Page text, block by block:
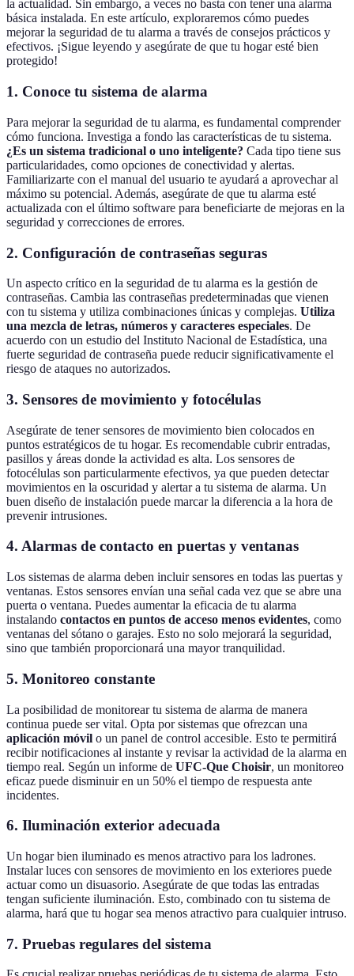
la actualidad. Sin embargo, a veces no basta con tener una alarma
básica instalada. En este artículo, exploraremos cómo puedes
mejorar la seguridad de tu alarma a través de consejos prácticos y
efectivos. ¡Sigue leyendo y asegúrate de que tu hogar esté bien
protegido!
1. Conoce tu sistema de alarma
Para mejorar la seguridad de tu alarma, es fundamental comprender
cómo funciona. Investiga a fondo las características de tu sistema.
¿Es un sistema tradicional o uno inteligente? Cada tipo tiene sus
particularidades, como opciones de conectividad y alertas.
Familiarizarte con el manual del usuario te ayudará a aprovechar al
máximo su potencial. Además, asegúrate de que tu alarma esté
actualizada con el último software para beneficiarte de mejoras en la
seguridad y correcciones de errores.
2. Configuración de contraseñas seguras
Un aspecto crítico en la seguridad de tu alarma es la gestión de
contraseñas. Cambia las contraseñas predeterminadas que vienen
con tu sistema y utiliza combinaciones únicas y complejas. Utiliza
una mezcla de letras, números y caracteres especiales. De
acuerdo con un estudio del Instituto Nacional de Estadística, una
fuerte seguridad de contraseña puede reducir significativamente el
riesgo de ataques no autorizados.
3. Sensores de movimiento y fotocélulas
Asegúrate de tener sensores de movimiento bien colocados en
puntos estratégicos de tu hogar. Es recomendable cubrir entradas,
pasillos y áreas donde la actividad es alta. Los sensores de
fotocélulas son particularmente efectivos, ya que pueden detectar
movimientos en la oscuridad y alertar a tu sistema de alarma. Un
buen diseño de instalación puede marcar la diferencia a la hora de
prevenir intrusiones.
4. Alarmas de contacto en puertas y ventanas
Los sistemas de alarma deben incluir sensores en todas las puertas y
ventanas. Estos sensores envían una señal cada vez que se abre una
puerta o ventana. Puedes aumentar la eficacia de tu alarma
instalando contactos en puntos de acceso menos evidentes, como
ventanas del sótano o garajes. Esto no solo mejorará la seguridad,
sino que también proporcionará una mayor tranquilidad.
5. Monitoreo constante
La posibilidad de monitorear tu sistema de alarma de manera
continua puede ser vital. Opta por sistemas que ofrezcan una
aplicación móvil o un panel de control accesible. Esto te permitirá
recibir notificaciones al instante y revisar la actividad de la alarma en
tiempo real. Según un informe de UFC-Que Choisir, un monitoreo
eficaz puede disminuir en un 50% el tiempo de respuesta ante
incidentes.
6. Iluminación exterior adecuada
Un hogar bien iluminado es menos atractivo para los ladrones.
Instalar luces con sensores de movimiento en los exteriores puede
actuar como un disuasorio. Asegúrate de que todas las entradas
tengan suficiente iluminación. Esto, combinado con tu sistema de
alarma, hará que tu hogar sea menos atractivo para cualquier intruso.
7. Pruebas regulares del sistema